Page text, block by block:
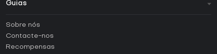
Guias
Como ativar uma CD Key Steam?
Sobre nós
Contacte-nos
Recompensas